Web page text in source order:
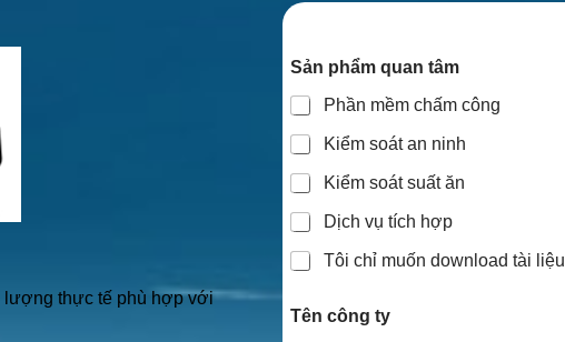
lượng thực tế phù hợp với
Sản phẩm quan tâm
Phần mềm chấm công
Kiểm soát an ninh
Kiểm soát suất ăn
Dịch vụ tích hợp
Tôi chỉ muốn download tài liệu
Tên công ty